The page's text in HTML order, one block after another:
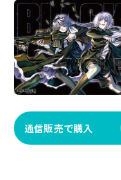
通信販売で購入